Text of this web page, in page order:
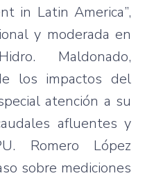
in Latin America”,
y moderada en
Maldonado,
los impactos del
atención a su
afluentes y
Romero López
sobre mediciones